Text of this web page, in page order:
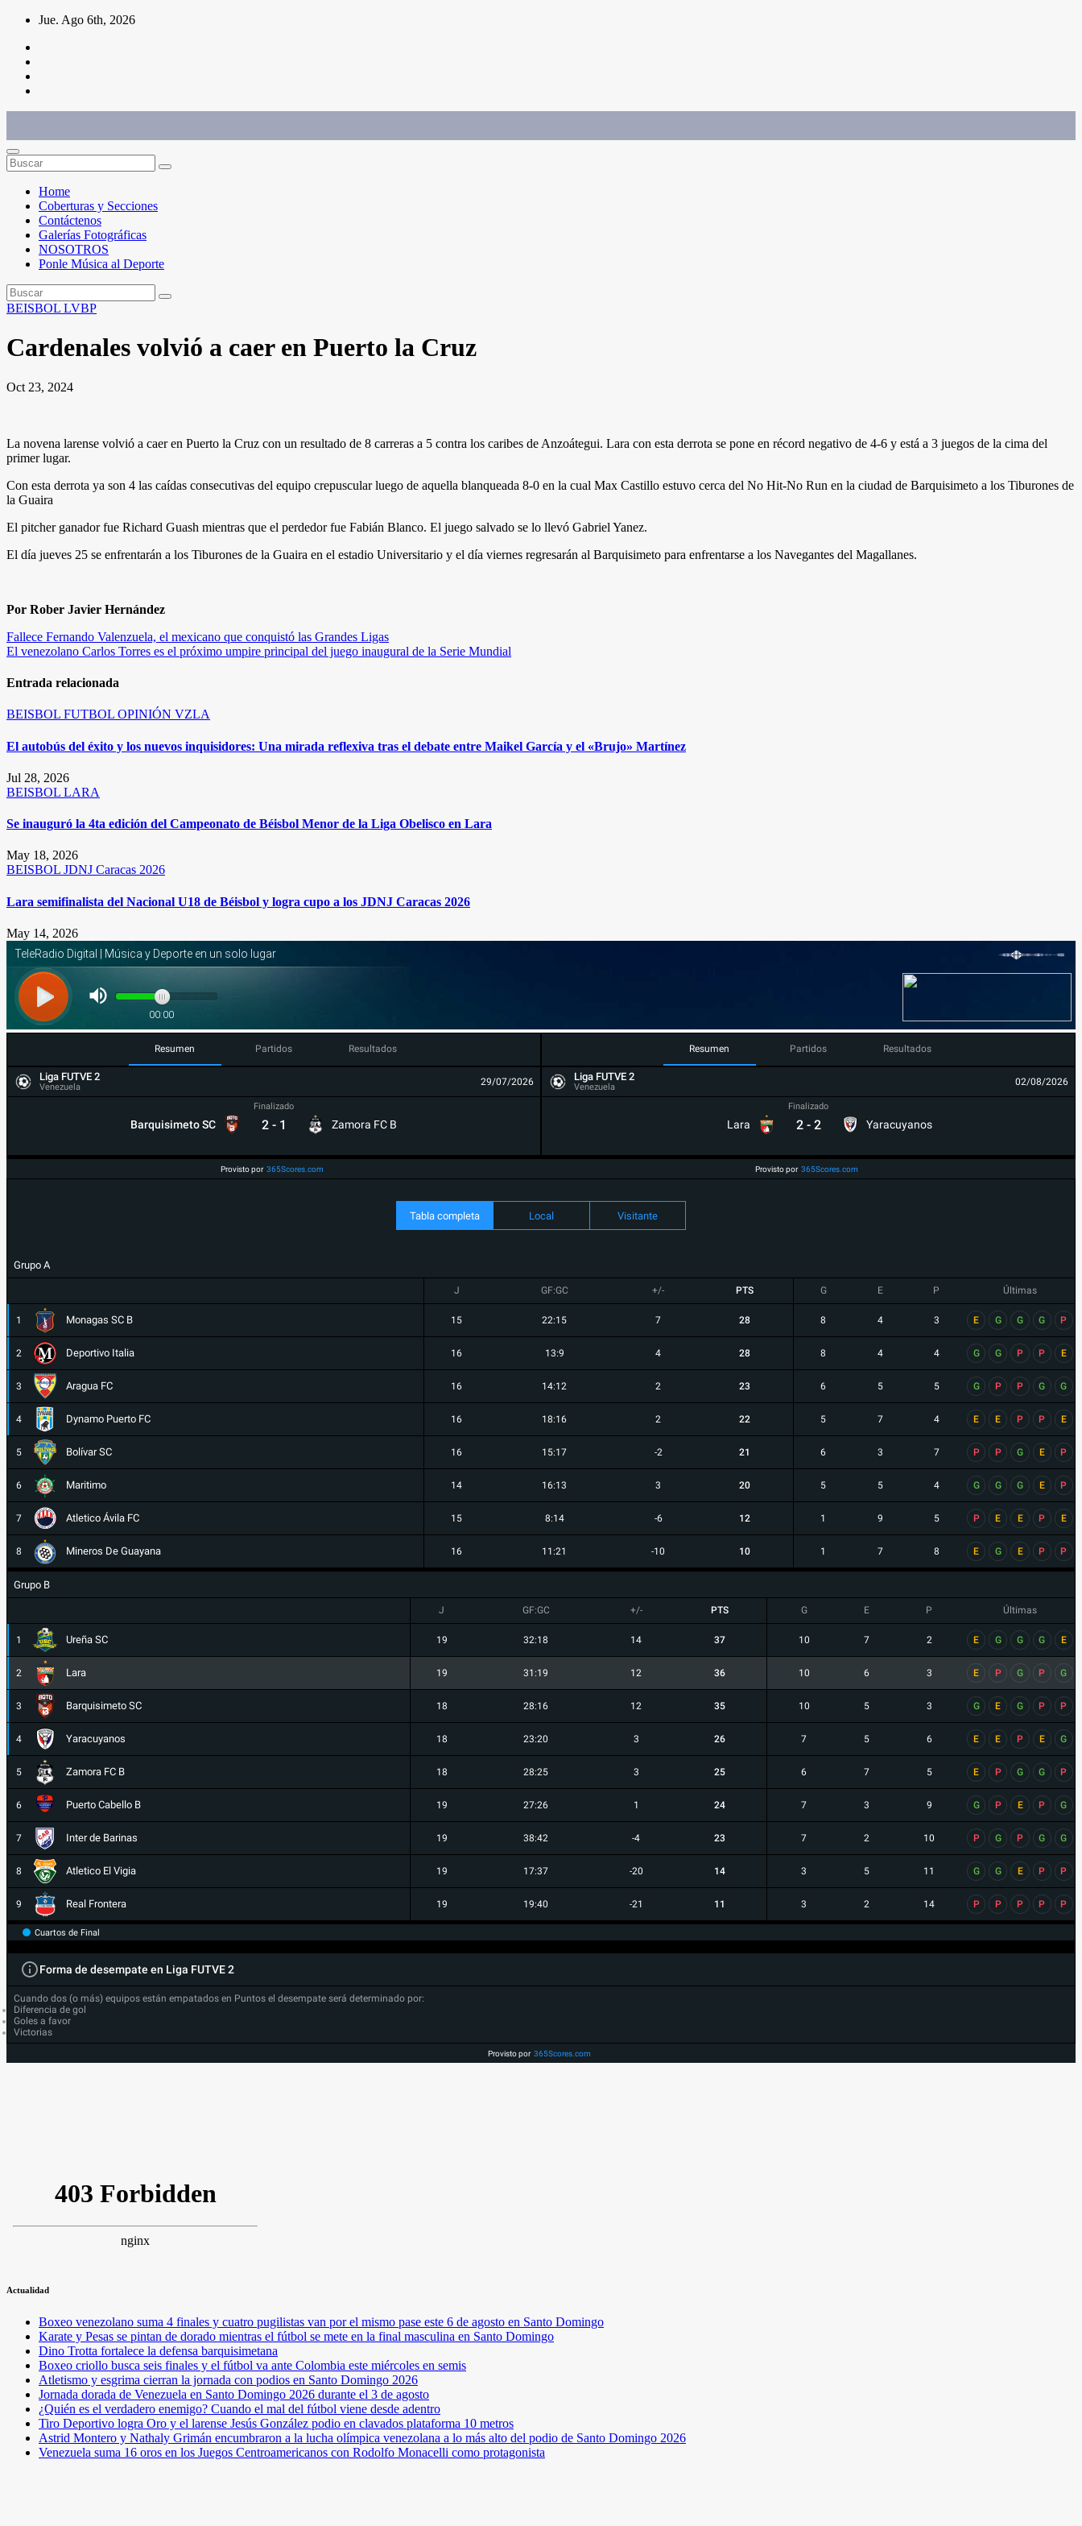
Saltar
contenido
Jue. Ago 6th, 2026
Home
Coberturas y Secciones
Contáctenos
Galerías Fotográficas
NOSOTROS
Ponle Música al Deporte
BEISBOL LVBP
Cardenales volvió a caer en Puerto la Cruz
Oct 23, 2024
La novena larense volvió a caer en Puerto la Cruz con un resultado de 8 carreras a 5 contra los caribes de Anzoátegui. Lara con esta derrota se pone en récord negativo de 4-6 y está a 3 juegos de la cima del
primer lugar.
Con esta derrota ya son 4 las caídas consecutivas del equipo crepuscular luego de aquella blanqueada 8-0 en la cual Max Castillo estuvo cerca del No Hit-No Run en la ciudad de Barquisimeto a los Tiburones de
la Guaira
El pitcher ganador fue Richard Guash mientras que el perdedor fue Fabián Blanco. El juego salvado se lo llevó Gabriel Yanez.
El día jueves 25 se enfrentarán a los Tiburones de la Guaira en el estadio Universitario y el día viernes regresarán al Barquisimeto para enfrentarse a los Navegantes del Magallanes.
Por Rober Javier Hernández
Navegación
de
entradas
Fallece Fernando Valenzuela, el mexicano que conquistó las Grandes Ligas
El venezolano Carlos Torres es el próximo umpire principal del juego inaugural de la Serie Mundial
Entrada relacionada
BEISBOL FUTBOL OPINIÓN VZLA
El autobús del éxito y los nuevos inquisidores: Una mirada reflexiva tras el debate entre Maikel García y el «Brujo» Martínez
Jul 28, 2026
BEISBOL LARA
Se inauguró la 4ta edición del Campeonato de Béisbol Menor de la Liga Obelisco en Lara
May 18, 2026
BEISBOL JDNJ Caracas 2026
Lara semifinalista del Nacional U18 de Béisbol y logra cupo a los JDNJ Caracas 2026
May 14, 2026
Resumen Partidos Resultados
Liga FUTVE 2
Venezuela 29/07/2026
Barquisimeto SC
Finalizado
2 - 1 Zamora FC B
Provisto por 365Scores.com
Resumen Partidos Resultados
Liga FUTVE 2
Venezuela 02/08/2026
Lara
Finalizado
2 - 2 Yaracuyanos
Provisto por 365Scores.com
Tabla completa Local Visitante
Grupo A
J GF:GC +/- PTS G E P Últimas
1 Monagas SC B 15 22:15 7 28 8 4 3 E G G G P
2 Deportivo Italia 16 13:9 4 28 8 4 4 G G P P E
3 Aragua FC 16 14:12 2 23 6 5 5 G P P G G
4 Dynamo Puerto FC 16 18:16 2 22 5 7 4 E E P P E
5 Bolívar SC 16 15:17 -2 21 6 3 7 P P G E P
6 Maritimo 14 16:13 3 20 5 5 4 G G G E P
7 Atletico Ávila FC 15 8:14 -6 12 1 9 5 P E E P E
8 Mineros De Guayana 16 11:21 -10 10 1 7 8 E G E P P
Grupo B
J GF:GC +/- PTS G E P Últimas
1 Ureña SC 19 32:18 14 37 10 7 2 E G G G E
2 Lara 19 31:19 12 36 10 6 3 E P G P G
3 Barquisimeto SC 18 28:16 12 35 10 5 3 G E G P P
4 Yaracuyanos 18 23:20 3 26 7 5 6 E E P E G
5 Zamora FC B 18 28:25 3 25 6 7 5 E P G G P
6 Puerto Cabello B 19 27:26 1 24 7 3 9 G P E P G
7 Inter de Barinas 19 38:42 -4 23 7 2 10 P G P G G
8 Atletico El Vigia 19 17:37 -20 14 3 5 11 G G E P P
9 Real Frontera 19 19:40 -21 11 3 2 14 P P P P P
Cuartos de Final
Forma de desempate en Liga FUTVE 2
Cuando dos (o más) equipos están empatados en Puntos el desempate será determinado por:
Diferencia de gol
Goles a favor
Victorias
Provisto por 365Scores.com
Actualidad
Boxeo venezolano suma 4 finales y cuatro pugilistas van por el mismo pase este 6 de agosto en Santo Domingo
Karate y Pesas se pintan de dorado mientras el fútbol se mete en la final masculina en Santo Domingo
Dino Trotta fortalece la defensa barquisimetana
Boxeo criollo busca seis finales y el fútbol va ante Colombia este miércoles en semis
Atletismo y esgrima cierran la jornada con podios en Santo Domingo 2026
Jornada dorada de Venezuela en Santo Domingo 2026 durante el 3 de agosto
¿Quién es el verdadero enemigo? Cuando el mal del fútbol viene desde adentro
Tiro Deportivo logra Oro y el larense Jesús González podio en clavados plataforma 10 metros
Astrid Montero y Nathaly Grimán encumbraron a la lucha olímpica venezolana a lo más alto del podio de Santo Domingo 2026
Venezuela suma 16 oros en los Juegos Centroamericanos con Rodolfo Monacelli como protagonista